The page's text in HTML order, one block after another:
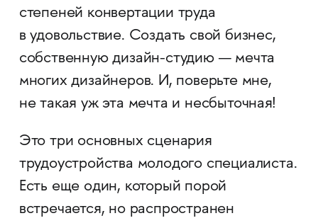
степеней конвертации труда
в удовольствие. Создать свой бизнес,
собственную дизайн-студию — мечта
многих дизайнеров. И, поверьте мне,
не такая уж эта мечта и несбыточная!
Это три основных сценария
трудоустройства молодого специалиста.
Есть еще один, который порой
встречается, но распространен